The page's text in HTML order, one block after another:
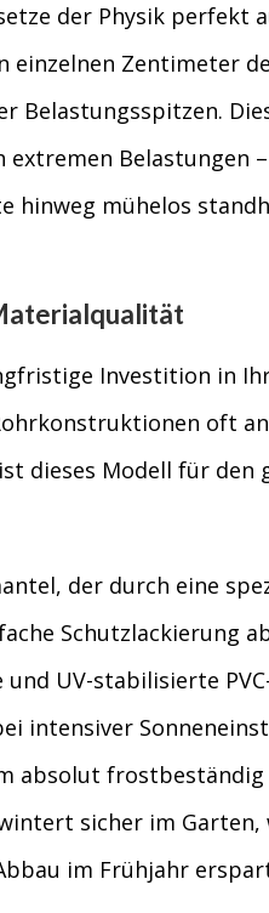
der Physik perfekt
einzelnen Zentimeter
Belastungsspitzen.
Belastungen
hinweg mühelos
Investition in
oft
dieses Modell für den
der durch eine
Schutzlackierung
UV-stabilisierte
intensiver
absolut
sicher im Garten,
im Frühjahr